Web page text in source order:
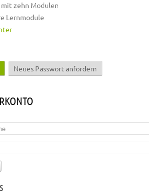
zehn Modulen
Lernmodule
(aktiver Reiter)
Neues Passwort anfordern